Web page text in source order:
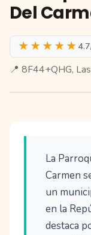
Del
★★★★★
📍 8F44+QHG,
La
Carmen
un
en la
destaca